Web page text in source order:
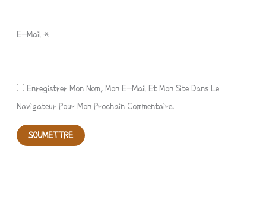
E-Mail*
Enregistrer Mon Nom, Mon E-Mail Et Mon Site Dans Le
Navigateur Pour Mon Prochain Commentaire.